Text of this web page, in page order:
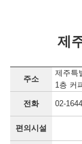
제
주소
제주특
1층 커
전화 02-
편의시설